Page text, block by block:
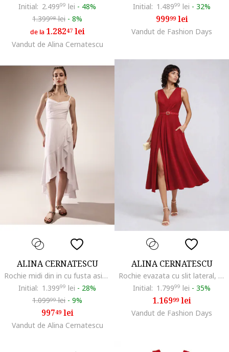
Initial: 2.49999 lei - 48%
1.39998lei - 8%
de la 1.28247lei
Vandut de Alina Cernatescu
Initial: 1.48999 lei - 32%
99999lei
Vandut de Fashion Days
ALINA CERNATESCU
Rochie midi din in cu fusta asimetrica cu volane VOLLA, Alb
Initial: 1.39999 lei - 28%
1.09999lei - 9%
99749lei
Vandut de Alina Cernatescu
ALINA CERNATESCU
Rochie evazata cu slit lateral, Rosu
Initial: 1.79999 lei - 35%
1.16999lei
Vandut de Fashion Days